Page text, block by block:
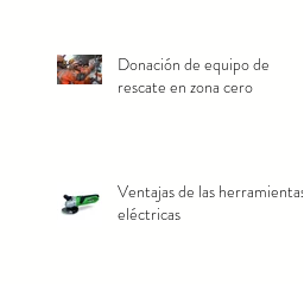
Donación de equipo de
rescate en zona cero
Ventajas de las herramientas
eléctricas